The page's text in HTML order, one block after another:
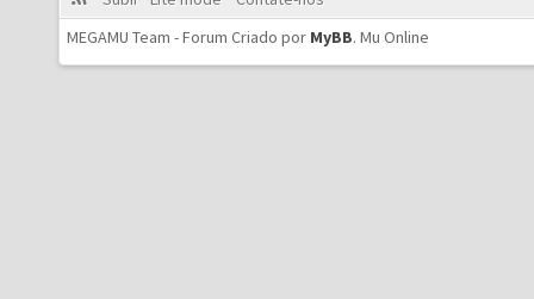
MEGAMU Team - Forum Criado por MyBB. Mu Online